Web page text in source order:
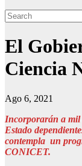
El
Ciencia
Ago 6, 2021
Incorporarán a mil
Estado
contempla un
CONICET.